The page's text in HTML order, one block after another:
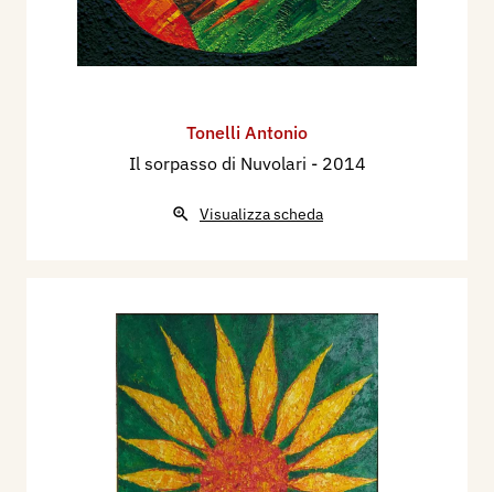
Tonelli Antonio
Il sorpasso di Nuvolari - 2014
Visualizza scheda